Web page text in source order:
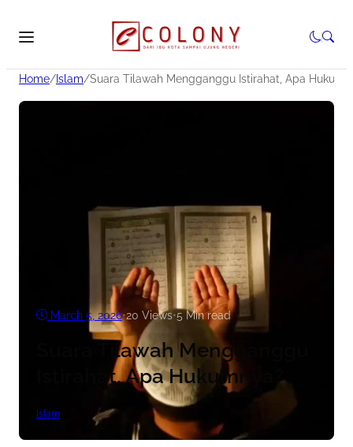
Home/Islam/Suara Tilawah Mengganggu Istirahat, Apa
March 5, 2026•20 Views•5 Min read
Suara Tilawah Mengganggu
Istirahat, Apa Hukumnya?
Islam